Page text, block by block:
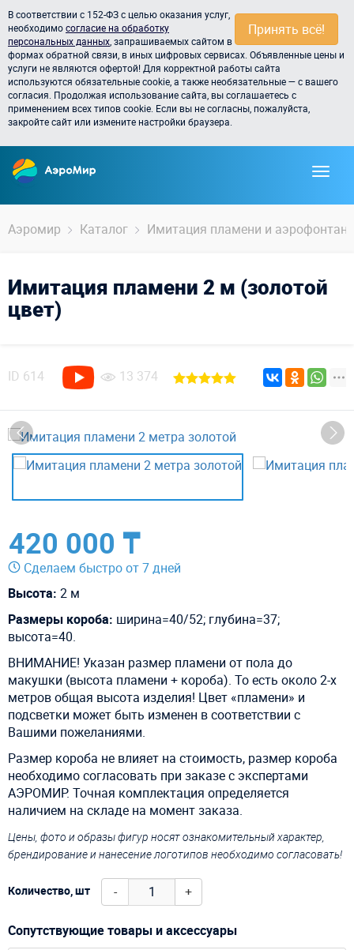
Принять всё!
В соответствии с 152-ФЗ с целью оказания услуг,
необходимосогласие на обработку
персональных данных , запрашиваемых сайтом в
формах обратной связи, в иных цифровых сервисах. Объявленные цены и
услуги не являются офертой! Для корректной работы сайта
используются обязательные cookie, а также необязательные — с вашего
согласия. Продолжая использование сайта, вы соглашаетесь с
применением всех типов cookie. Если вы не согласны, пожалуйста,
закройте сайт или измените настройки браузера.
Аэромир Каталог Имитация пламени и
Имитация пламени 2 м (золотой
цвет)
ID 614 13 374
420 000 ₸
Сделаем быстро от 7 дней
Высота: 2 м
Размеры короба: ширина=40/52; глубина=37;
высота=40.
ВНИМАНИЕ! Указан размер пламени от пола до
макушки (высота пламени + короба). То есть около 2-х
метров общая высота изделия! Цвет «пламени» и
подсветки может быть изменен в соответствии с
Вашими пожеланиями.
Размер короба не влияет на стоимость, размер короба
необходимо согласовать при заказе с экспертами
АЭРОМИР. Точная комплектация определяется
наличием на складе на момент заказа.
Цены, фото и образы фигур носят ознакомительный характер,
брендирование и нанесение логотипов необходимо согласовать!
Количество, шт - +
Сопутствующие товары и аксессуары